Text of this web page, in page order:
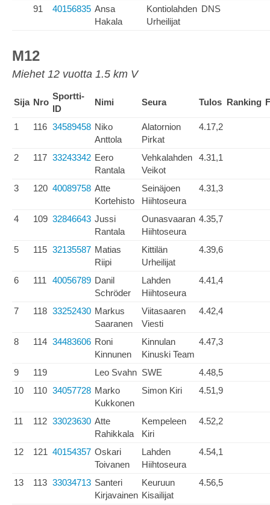
91 40156835 Ansa
Hakala
Kontiolahden
Urheilijat
DNS
M12
Miehet 12 vuotta 1.5 km V
Sija Nro
Sportti-
ID
Nimi Seura Tulos Ranking
1 116 34589458 Niko
Anttola
Alatornion
Pirkat
4.17,2
2 117 33243342 Eero
Rantala
Vehkalahden
Veikot
4.31,1
3 120 40089758 Atte
Kortehisto
Seinäjoen
Hiihtoseura
4.31,3
4 109 32846643 Jussi
Rantala
Ounasvaaran
Hiihtoseura
4.35,7
5 115 32135587 Matias
Riipi
Kittilän
Urheilijat
4.39,6
6 111 40056789 Danil
Schröder
Lahden
Hiihtoseura
4.41,4
7 118 33252430 Markus
Saaranen
Viitasaaren
Viesti
4.42,4
8 114 34483606 Roni
Kinnunen
Kinnulan
Kinuski Team
4.47,3
9 119 Leo Svahn SWE
4.48,5
10
110 34057728 Marko
Kukkonen
Simon Kiri 4.51,9
11 112 33023630 Atte
Rahikkala
Kempeleen
Kiri
4.52,2
12 121 40154357 Oskari
Toivanen
Lahden
Hiihtoseura
4.54,1
13 113 33034713 Santeri
Kirjavainen
Keuruun
Kisailijat
4.56,5